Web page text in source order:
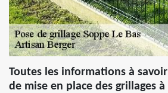
Toutes les informations à
de mise en place des grillages à